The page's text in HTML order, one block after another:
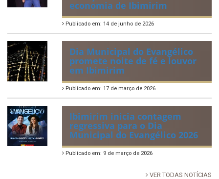
economia de Ibimirim
Publicado em: 14 de junho de 2026
Dia Municipal do Evangélico
promete noite de fé e louvor
em Ibimirim
Publicado em: 17 de março de 2026
Ibimirim inicia contagem
regressiva para o Dia
Municipal do Evangélico 2026
Publicado em: 9 de março de 2026
VER TODAS NOTÍCIAS